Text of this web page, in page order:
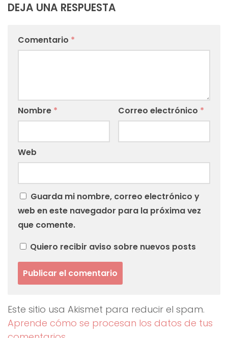
DEJA UNA RESPUESTA
Comentario *
Nombre * Correo electrónico *
Web
Guarda mi nombre, correo electrónico y
web en este navegador para la próxima vez
que comente.
Quiero recibir aviso sobre nuevos posts
Este sitio usa Akismet para reducir el spam.
Aprende cómo se procesan los datos de tus